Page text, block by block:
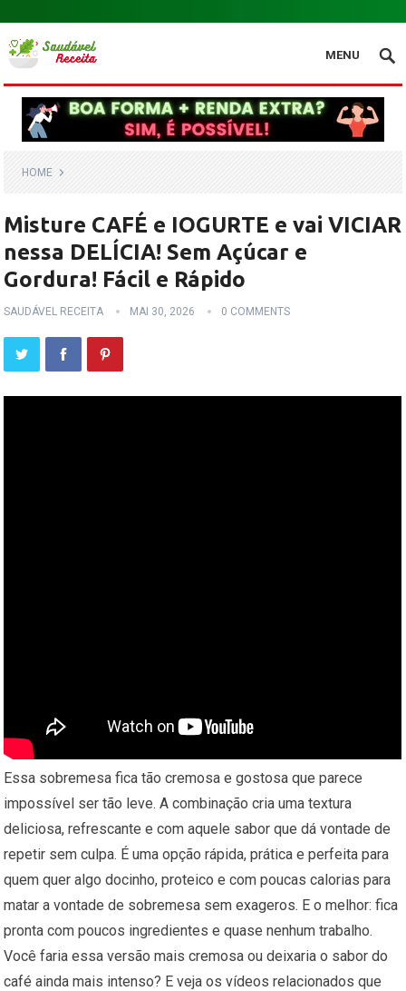
.
MENU
HOME
Misture CAFÉ e IOGURTE e vai VICIAR
nessa DELÍCIA! Sem Açúcar e
Gordura! Fácil e Rápido
SAUDÁVEL RECEITA MAI 30, 2026 0 COMMENTS
Essa sobremesa fica tão cremosa e gostosa que parece
impossível ser tão leve. A combinação cria uma textura
deliciosa, refrescante e com aquele sabor que dá vontade de
repetir sem culpa. É uma opção rápida, prática e perfeita para
quem quer algo docinho, proteico e com poucas calorias para
matar a vontade de sobremesa sem exageros. E o melhor: fica
pronta com poucos ingredientes e quase nenhum trabalho.
Você faria essa versão mais cremosa ou deixaria o sabor do
café ainda mais intenso? E veja os vídeos relacionados que